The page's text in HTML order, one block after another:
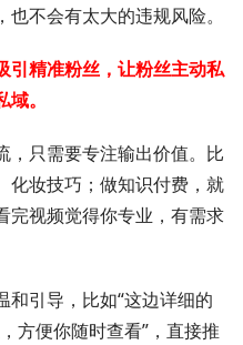
不会有太大的违规风险。
引精准粉丝，让粉丝主动私
。
，只需要专注输出价值。比
化妆技巧；做知识付费，就
完视频觉得你专业，有需求
引导，比如“这边详细的
方便你随时查看”，直接推